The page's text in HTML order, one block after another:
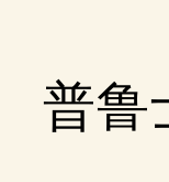
普鲁